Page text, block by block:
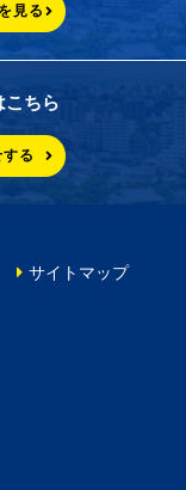
見る
こちら
る
サイトマップ